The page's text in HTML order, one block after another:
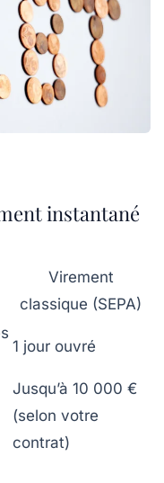
instantané
Virement
classique (SEPA)
1 jour ouvré
Jusqu’à 10 000 €
(selon votre
contrat)